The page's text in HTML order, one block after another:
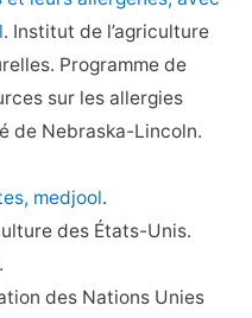
. Institut de l’agriculture
Programme de
sur les allergies
de Nebraska-Lincoln.
medjool.
des États-Unis.
des Nations Unies